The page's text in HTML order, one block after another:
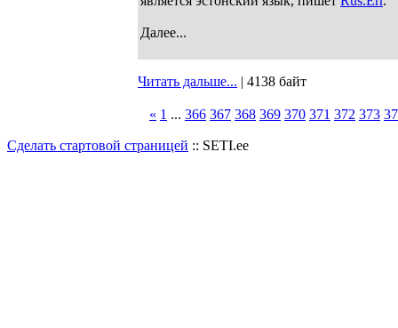
Далее...
Читать дальше... | 4138 байт
« 1 ... 366 367 368 369 370 371 372 373
Сделать стартовой страницей :: SETI.ee